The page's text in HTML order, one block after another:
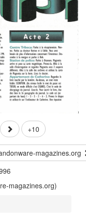
+10
magazines.org
magazines.org)